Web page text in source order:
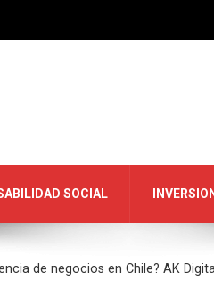
SOCIAL
de negocios en Chile? AK